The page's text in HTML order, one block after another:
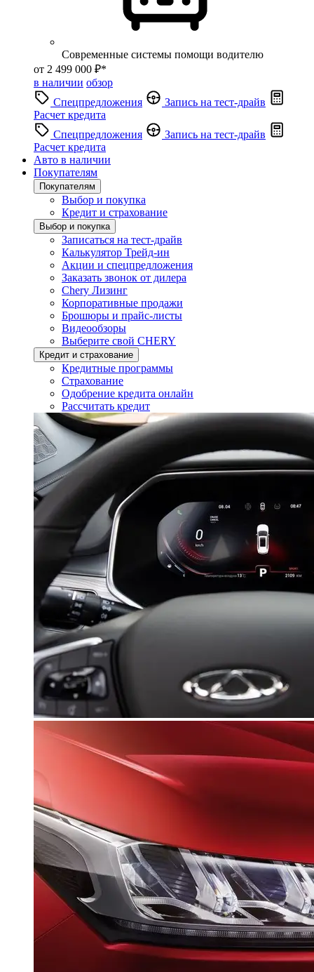
Современные системы помощи водителю
от 2 499 000 ₽*
в наличии обзор
Спецпредложения
Запись на тест-драйв
Расчет кредита
Спецпредложения
Запись на тест-драйв
Расчет кредита
Авто в наличии
Покупателям
Покупателям
Выбор и покупка
Кредит и страхование
Выбор и покупка
Записаться на тест-драйв
Калькулятор Трейд-ин
Акции и спецпредложения
Заказать звонок от дилера
Chery Лизинг
Корпоративные продажи
Брошюры и прайс-листы
Видеообзоры
Выберите свой CHERY
Кредит и страхование
Кредитные программы
Страхование
Одобрение кредита онлайн
Рассчитать кредит